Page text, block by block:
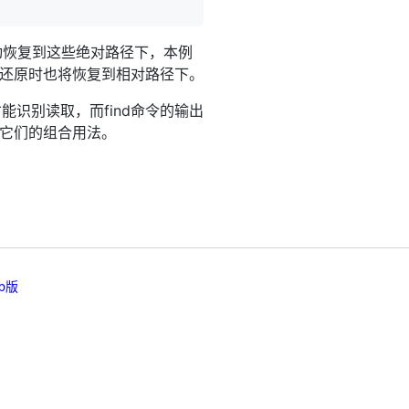
复到这些绝对路径下，本例
时也将恢复到相对路径下。
识别读取，而find命令的输出
的组合用法。
版